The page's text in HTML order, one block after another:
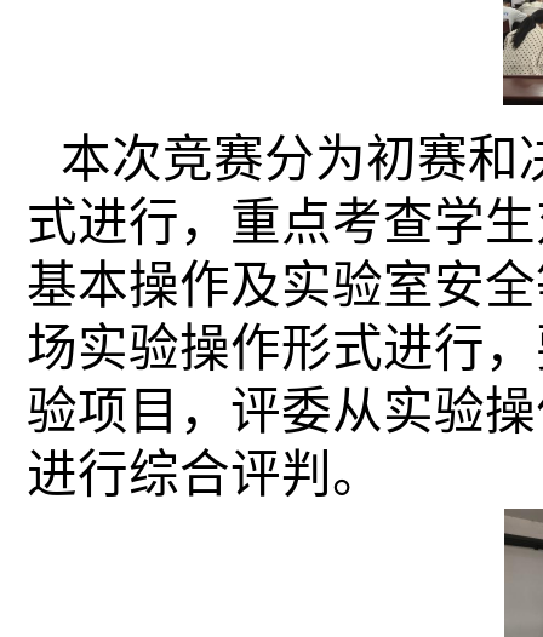
本次竞赛分为初赛和
式进行，重点考查学
基本操作及实验室安
场实验操作形式进行
验项目，评委从实验
进行综合评判。